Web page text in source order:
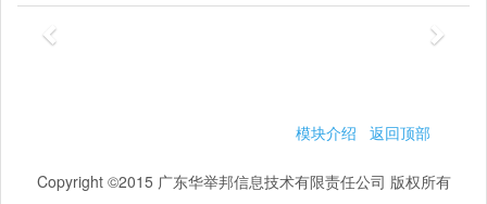
模块介绍 返回顶部
Copyright ©2015 广东华举邦信息技术有限责任公司 版权所有